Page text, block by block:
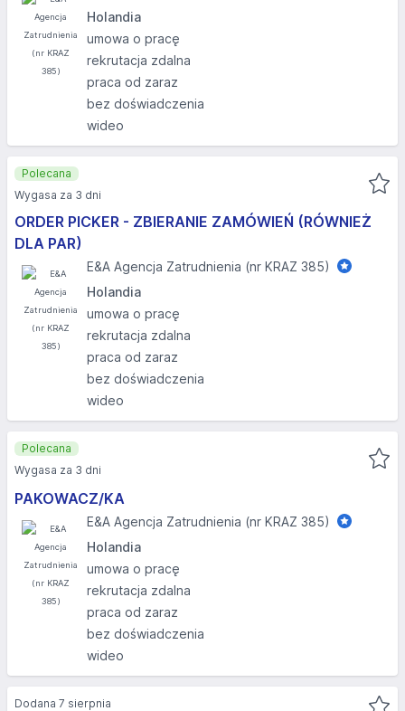
Holandia
umowa o pracę
rekrutacja zdalna
praca od zaraz
bez doświadczenia
wideo
ORDER PICKER - ZBIERANIE ZAMÓWIEŃ (RÓWNIEŻ
DLA PAR)
E&A Agencja Zatrudnienia (nr KRAZ 385)
Holandia
umowa o pracę
rekrutacja zdalna
praca od zaraz
bez doświadczenia
wideo
Polecana
Wygasa za 3 dni
PAKOWACZ/KA
E&A Agencja Zatrudnienia (nr KRAZ 385)
Holandia
umowa o pracę
rekrutacja zdalna
praca od zaraz
bez doświadczenia
wideo
Polecana
Wygasa za 3 dni
Dodana 7 sierpnia